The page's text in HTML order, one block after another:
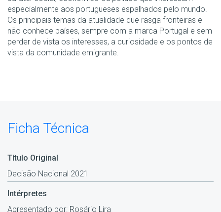
especialmente aos portugueses espalhados pelo mundo.
Os principais temas da atualidade que rasga fronteiras e
não conhece países, sempre com a marca Portugal e sem
perder de vista os interesses, a curiosidade e os pontos de
vista da comunidade emigrante.
Ficha Técnica
Título Original
Decisão Nacional 2021
Intérpretes
Apresentado por: Rosário Lira